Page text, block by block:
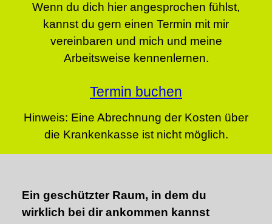
Wenn du dich hier angesprochen fühlst,
kannst du gern einen Termin mit mir
vereinbaren und mich und meine
Arbeitsweise kennenlernen.
Termin buchen
Hinweis: Eine Abrechnung der Kosten über
die Krankenkasse ist nicht möglich.
Ein geschützter Raum, in dem du
wirklich bei dir ankommen kannst